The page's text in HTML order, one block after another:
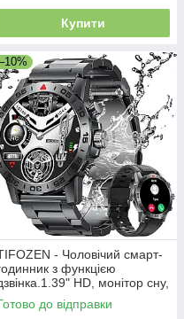
Купити
- Чоловічий смарт-
з функцією
HD, монітор сну,
серцевого ритму
SpO2, 2 ремінці
до відправки